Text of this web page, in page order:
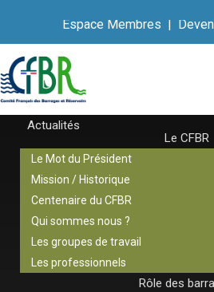
Espace Membres |
Actualités
Le CFBR
Le Mot du Président
Mission / Historique
Centenaire du CFBR
Qui sommes nous ?
Les groupes de travail
Les professionnels
Rôle des